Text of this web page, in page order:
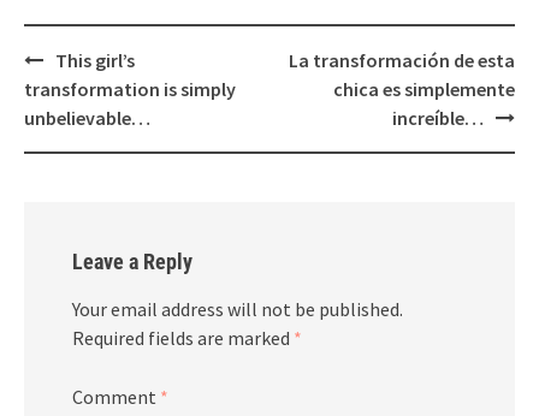
Post
navigation
This girl’s
transformation is simply
unbelievable…
La transformación de esta
chica es simplemente
increíble…
Leave a Reply
Your email address will not be published.
Required fields are marked *
Comment *